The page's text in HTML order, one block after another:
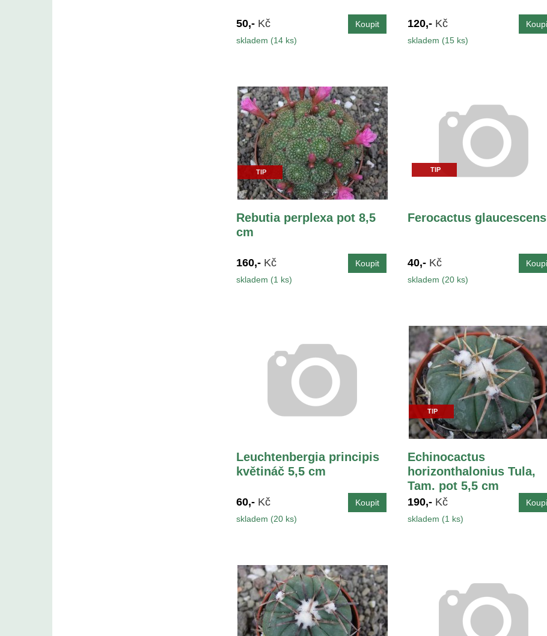
50,- Kč
skladem (14 ks)
120,- Kč
skladem (15 ks)
TIP
Rebutia perplexa pot 8,5
cm
160,- Kč
skladem (1 ks)
TIP
Ferocactus glaucescens
40,- Kč
skladem (20 ks)
Leuchtenbergia principis
květináč 5,5 cm
60,- Kč
skladem (20 ks)
TIP
Echinocactus
horizonthalonius Tula,
Tam. pot 5,5 cm
190,- Kč
skladem (1 ks)